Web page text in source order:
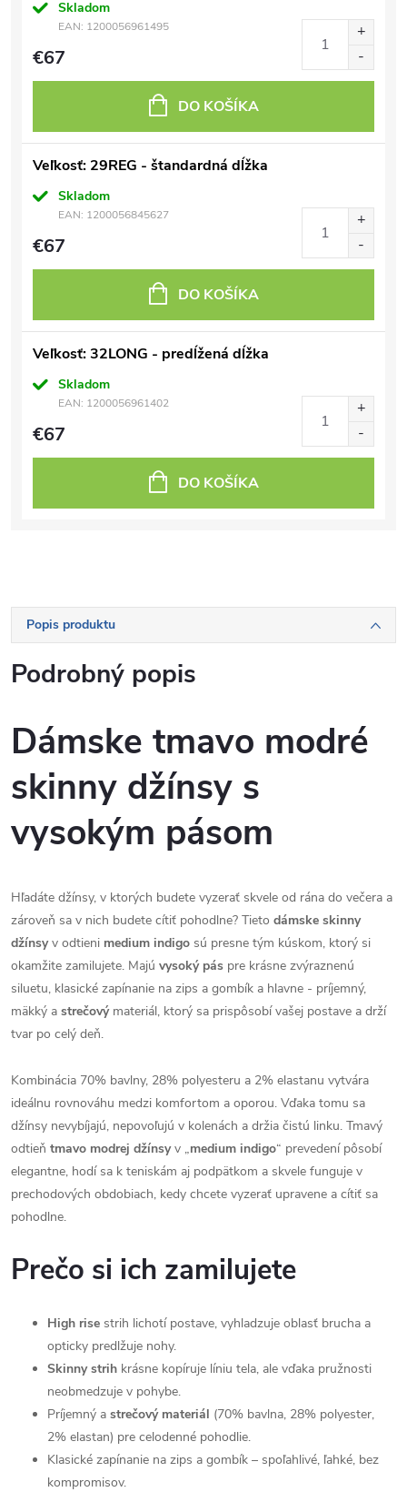
Skladom
EAN: 1200056961495
€67
DO KOŠÍKA
Veľkosť: 29REG - štandardná dĺžka
Skladom
EAN: 1200056845627
€67
DO KOŠÍKA
Veľkosť: 32LONG - predĺžená dĺžka
Skladom
EAN: 1200056961402
€67
DO KOŠÍKA
Popis produktu
Podrobný popis
Dámske tmavo modré
skinny džínsy s
vysokým pásom
Hľadáte džínsy, v ktorých budete vyzerať skvele od rána do večera a
zároveň sa v nich budete cítiť pohodlne? Tieto dámske skinny
džínsyv odtieni medium indigo sú presne tým kúskom, ktorý si
okamžite zamilujete. Majú vysoký pás pre krásne zvýraznenú
siluetu, klasické zapínanie na zips a gombík a hlavne - príjemný,
mäkký a strečovýmateriál, ktorý sa prispôsobí vašej postave a drží
tvar po celý deň.
Kombinácia 70% bavlny, 28% polyesteru a 2% elastanu vytvára
ideálnu rovnováhu medzi komfortom a oporou. Vďaka tomu sa
džínsy nevybíjajú, nepovoľujú v kolenách a držia čistú linku. Tmavý
odtieň tmavo modrej džínsyv „medium indigo“ prevedení pôsobí
elegantne, hodí sa k teniskám aj podpätkom a skvele funguje v
prechodových obdobiach, kedy chcete vyzerať upravene a cítiť sa
pohodlne.
Prečo si ich zamilujete
High rise strih lichotí postave, vyhladzuje oblasť brucha a
opticky predlžuje nohy.
Skinny strih krásne kopíruje líniu tela, ale vďaka pružnosti
neobmedzuje v pohybe.
Príjemný a strečový materiál (70% bavlna, 28% polyester,
2% elastan) pre celodenné pohodlie.
Klasické zapínanie na zips a gombík – spoľahlivé, ľahké, bez
kompromisov.